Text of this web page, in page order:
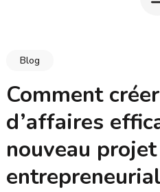
Blog
Comment
d’affaires
nouveau projet